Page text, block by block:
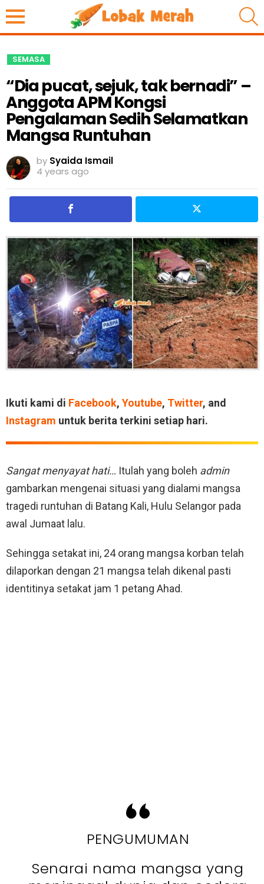
SEMASA
“Dia pucat, sejuk, tak bernadi” –
Anggota APM Kongsi
Pengalaman Sedih Selamatkan
Mangsa Runtuhan
by Syaida Ismail
4 years ago
Ikuti kami di Facebook, Youtube, Twitter, and
Instagram untuk berita terkini setiap hari.
Sangat menyayat hati… Itulah yang boleh admin
gambarkan mengenai situasi yang dialami mangsa
tragedi runtuhan di Batang Kali, Hulu Selangor pada
awal Jumaat lalu.
Sehingga setakat ini, 24 orang mangsa korban telah
dilaporkan dengan 21 mangsa telah dikenal pasti
identitinya setakat jam 1 petang Ahad.
PENGUMUMAN
Senarai nama mangsa yang